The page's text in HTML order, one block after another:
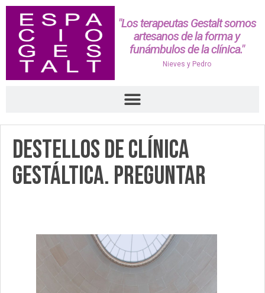
"Los terapeutas Gestalt somos
artesanos de la forma y
funámbulos de la clínica."
Nieves y Pedro
Destellos de Clínica
Gestáltica. Preguntar